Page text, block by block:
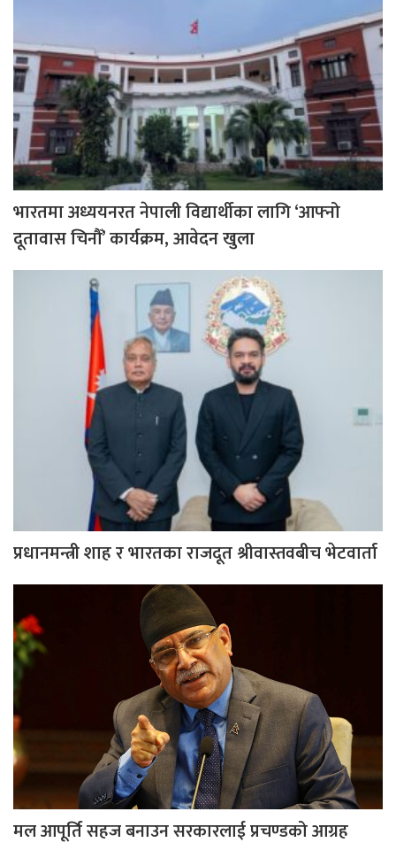
भारतमा अध्ययनरत नेपाली विद्यार्थीका लागि ‘आफ्नो
दूतावास चिनौँ’ कार्यक्रम, आवेदन खुला
प्रधानमन्त्री शाह र भारतका राजदूत श्रीवास्तवबीच भेटवार्ता
मल आपूर्ति सहज बनाउन सरकारलाई प्रचण्डको आग्रह